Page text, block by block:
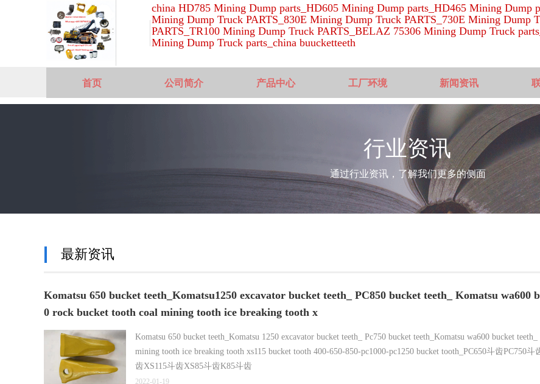
china HD785 Mining Dump parts_HD605 Mining Dump parts_HD465 Mining Dump
Mining Dump Truck PARTS_830E Mining Dump Truck PARTS_730E Mining Dump
PARTS_TR100 Mining Dump Truck PARTS_BELAZ 75306 Mining Dump Truck
Mining Dump Truck parts_china buucketteeth
首页 公司简介 产品中心 工厂环境 新闻资讯
行业资讯
通过行业资讯，了解我们更多的侧面
最新资讯
Komatsu 650 bucket teeth_Komatsu1250 excavator bucket teeth_ PC850 bucket teeth_ Komatsu wa600
0 rock bucket tooth coal mining tooth ice breaking tooth x
Komatsu 650 bucket teeth_Komatsu 1250 excavator bucket teeth_ Pc750 bucket teeth_Komatsu wa600 bucket
mining tooth ice breaking tooth xs115 bucket tooth 400-650-850-pc1000-pc1250 bucket tooth_PC650斗齿PC750
齿XS115斗齿XS85斗齿K85斗齿
2022-01-19